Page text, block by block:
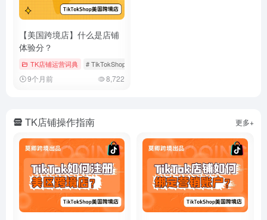
【美国跨境店】什么是店铺
体验分？
TK店铺运营词典 # TikTokShop
9个月前 8,722
TK店铺操作指南 更多+